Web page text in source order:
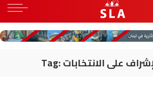
Tag:على الانتخابات